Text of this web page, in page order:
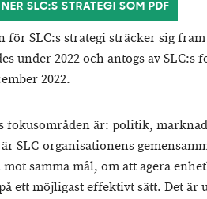
SLC:S STRATEGI SOM PDF
för SLC:s strategi sträcker sig
under 2022 och antogs av
2022.
fokusområden är: politik,
SLC-organisationens
mot samma mål, om att agera
ett möjligast effektivt sätt. Det är